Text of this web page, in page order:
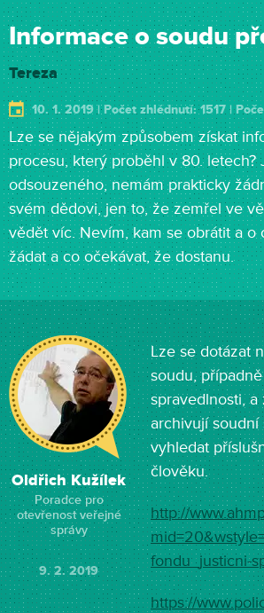
Informace o soudu
Tereza
10. 1. 2019 | Počet zhlédnutí: 1517 |
Lze se nějakým způsobem získat
procesu, který proběhl v 80. letech?
odsouzeného, nemám prakticky
svém dědovi, jen to, že zemřel ve
vědět víc. Nevím, kam se obrátit a o
žádat a co očekávat, že dostanu.
Oldřich Kužílek
Poradce pro
otevřenost veřejné
správy
9. 2. 2019
Lze se dotázat
soudu,
spravedlnosti, a
archivují soudní
vyhledat
člověku.
http://
fondu_justicni-
https://